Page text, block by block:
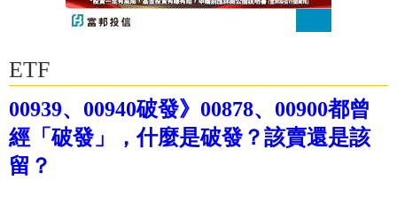
ETF
00939、00940破發》00878、00900都曾
經「破發」，什麼是破發？該賣還是該
留？